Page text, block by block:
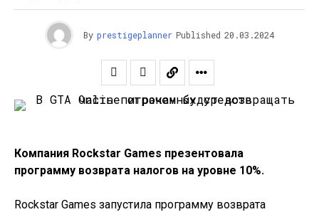
By prestigeplanner Published 20.03.2024
Компания Rockstar Games презентовала
программу возврата налогов на уровне 10%.
Rockstar Games запустила программу возврата